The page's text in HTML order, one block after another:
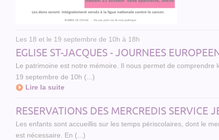
Les 18 et le 19 septembre de 10h à 18h
EGLISE ST-JACQUES - JOURNEES
Le patrimoine est notre mémoire. Il nous permet de
19 septembre de 10h (...)
Lire la suite
RESERVATIONS DES MERCREDIS SERVICE
Les enfants sont accueillis sur les temps périscolaires, dont le
est nécessaire. En (...)